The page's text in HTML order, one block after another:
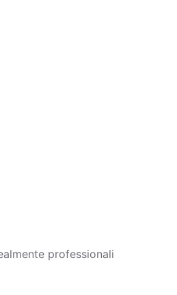
professionali